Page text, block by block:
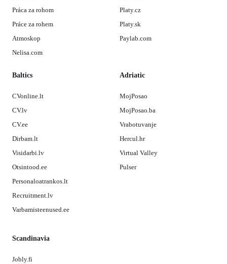
Práca za rohom
Práce za rohem
Atmoskop
Nelisa.com
Platy.cz
Platy.sk
Paylab.com
Baltics
CVonline.lt
CV.lv
CV.ee
Dirbam.lt
Visidarbi.lv
Otsintood.ee
Personaloatrankos.lt
Recruitment.lv
Varbamisteenused.ee
Adriatic
MojPosao
MojPosao.ba
Vrabotuvanje
Hercul.hr
Virtual Valley
Pulser
Scandinavia
Jobly.fi